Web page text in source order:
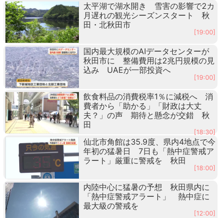
太平湖で湖水開き 雪害の影響で2カ
月遅れの観光シーズンスタート 秋
田・北秋田市
[19:00]
国内最大規模のAIデータセンターが
秋田市に 整備費用は2兆円規模の見
込み UAEが一部投資へ
[19:00]
飲食料品の消費税率1％に減税へ 消
費者から「助かる」「財政は大丈
夫？」の声 期待と懸念が交錯 秋
田
[18:30]
仙北市角館は35.9度、県内4地点で今
年初の猛暑日 7日も「熱中症警戒ア
ラート」厳重に警戒を 秋田
[18:00]
内陸中心に猛暑の予想 秋田県内に
「熱中症警戒アラート」 熱中症に
最大級の警戒を
[12:00]